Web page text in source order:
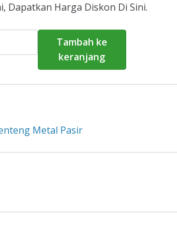
Dapatkan Harga Diskon Di Sini.
Tambah ke
keranjang
Metal Pasir